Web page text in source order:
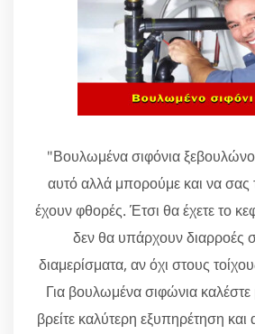
"Βουλωμένα σιφόνια
αυτό αλλά μπορούμε και να σας
έχουν φθορές. Έτσι θα έχετε το
δεν θα υπάρχουν διαρροές
διαμερίσματα, αν όχι στους
Για βουλωμένα σιφώνια καλέστε
βρείτε καλύτερη εξυπηρέτηση